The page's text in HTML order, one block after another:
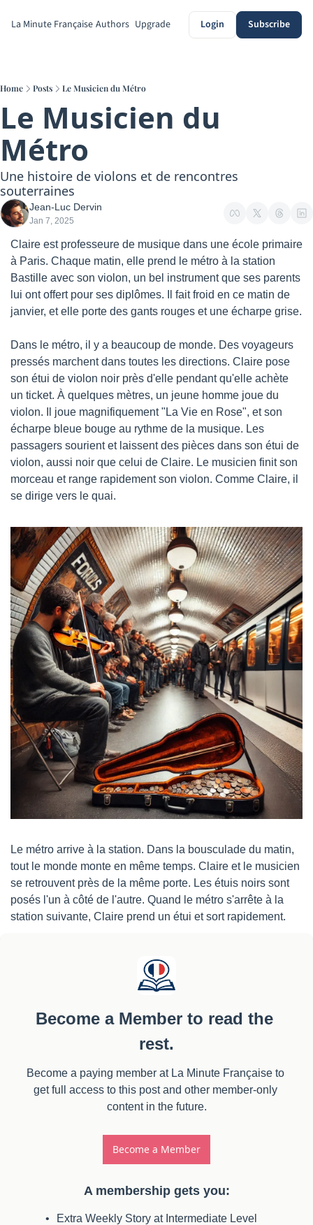
La Minute Française Authors Upgrade Login Subscribe
Home Posts Le Musicien du Métro
Le Musicien du
Métro
Une histoire de violons et de rencontres
souterraines
Jean-Luc Dervin
Jan 7, 2025
Claire est professeure de musique dans une école primaire
à Paris. Chaque matin, elle prend le métro à la station
Bastille avec son violon, un bel instrument que ses parents
lui ont offert pour ses diplômes. Il fait froid en ce matin de
janvier, et elle porte des gants rouges et une écharpe grise.
Dans le métro, il y a beaucoup de monde. Des voyageurs
pressés marchent dans toutes les directions. Claire pose
son étui de violon noir près d'elle pendant qu'elle achète
un ticket. À quelques mètres, un jeune homme joue du
violon. Il joue magnifiquement "La Vie en Rose", et son
écharpe bleue bouge au rythme de la musique. Les
passagers sourient et laissent des pièces dans son étui de
violon, aussi noir que celui de Claire. Le musicien finit son
morceau et range rapidement son violon. Comme Claire, il
se dirige vers le quai.
Le métro arrive à la station. Dans la bousculade du matin,
tout le monde monte en même temps. Claire et le musicien
se retrouvent près de la même porte. Les étuis noirs sont
posés l'un à côté de l'autre. Quand le métro s'arrête à la
station suivante, Claire prend un étui et sort rapidement.
Become a Member to read the
rest.
Become a paying member at La Minute Française to
get full access to this post and other member-only
content in the future.
Become a Member
A membership gets you:
Extra Weekly Story at Intermediate Level